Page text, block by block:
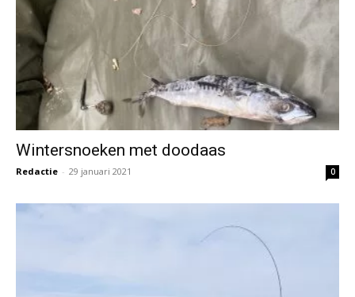
Wintersnoeken met doodaas
Redactie - 29 januari 2021 0